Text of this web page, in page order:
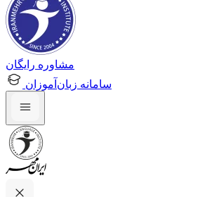
مشاوره رایگان
سامانه زبان‌آموزان